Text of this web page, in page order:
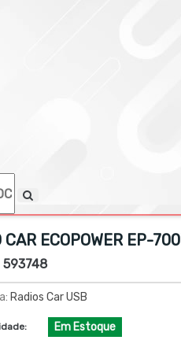
CAR ECOPOWER EP-
593748
Radios Car USB
Em Estoque